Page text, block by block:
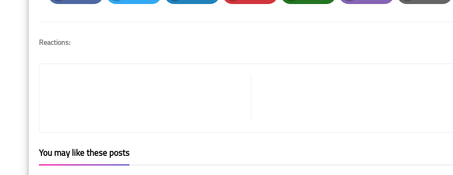
Facebook Twitter LinkedIn Pinterest Whatsapp Email Print
Reactions:
You may like these posts